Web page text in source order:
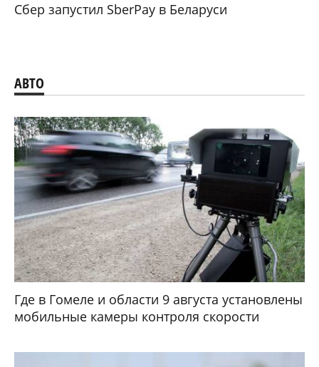
Сбер запустил SberPay в Беларуси
АВТО
Где в Гомеле и области 9 августа установлены
мобильные камеры контроля скорости